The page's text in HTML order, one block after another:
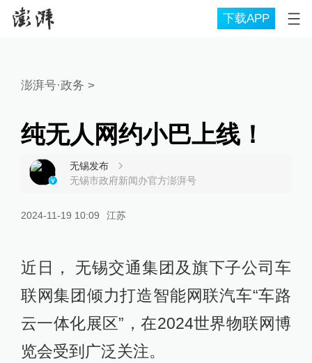
下载APP
澎湃号·政务 >
纯无人网约小巴上线！
无锡发布
无锡市政府新闻办官方澎湃号
2024-11-19 10:09 江苏
近日， 无锡交通集团及旗下子公司车
联网集团倾力打造智能网联汽车“车路
云一体化展区”，在2024世界物联网博
览会受到广泛关注。